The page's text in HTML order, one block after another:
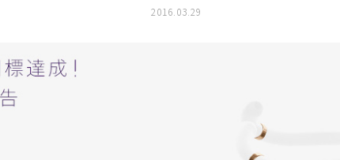
2016.03.29